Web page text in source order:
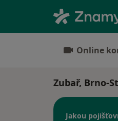
Online
Zubař, Brno-
Jakou